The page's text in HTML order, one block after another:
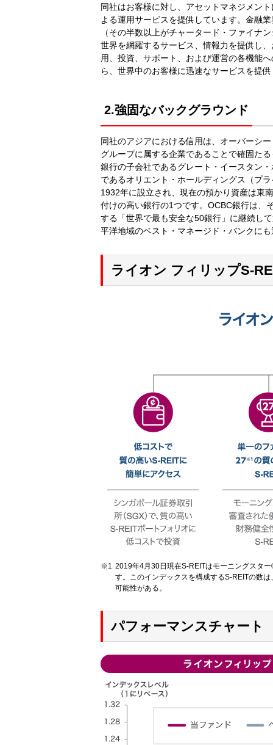
同社はお客様に対し、アセットマネジメン
よる運用サービスを提供しています。金融
（その半数以上がチャータード・ファイナ
世界を網羅するサービス、情報力を提供し
用、投資、サポート、および運営の各機能
ら、世界中のお客様に迅速なサービスを提
2.強固なバックグラウンド
同社のアジアにおける信用は、オーバーシ
グループに属する企業であることで確固た
銀行の子会社であるグレート・イースタン
であるオリエント・ホールディングス（プ
1932年に設立され、現在の預かり資産は東
付けの高い銀行の1つです。OCBC銀行は、
する「世界で最も安全な50銀行」に継続し
平洋地域のベスト・マネージド・バンクに
ライオン フィリップS-
2019年4月30日現在S-REITはモーニングスタ
す。このインデックスを構成するS-REITの数
可能性がある。
パフォーマンスチャート